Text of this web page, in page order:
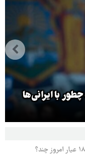
روحانیت احضار